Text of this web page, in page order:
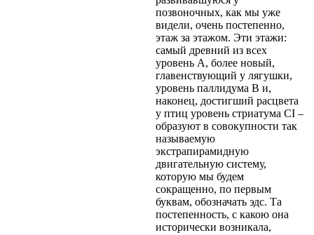
позвоночных, как мы уже
видели, очень постепенно,
этаж за этажом. Эти этажи:
самый древний из всех
уровень А, более новый,
главенствующий у лягушки,
уровень паллидума В и,
наконец, достигший расцвета
у птиц уровень стриатума CI –
образуют в совокупности так
называемую
экстрапирамидную
двигательную систему,
которую мы будем
сокращенно, по первым
буквам, обозначать эдс. Та
постепенность, с какою она
исторически возникала,